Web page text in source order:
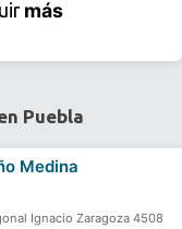
más
Puebla
Medina
Ignacio Zaragoza 4508